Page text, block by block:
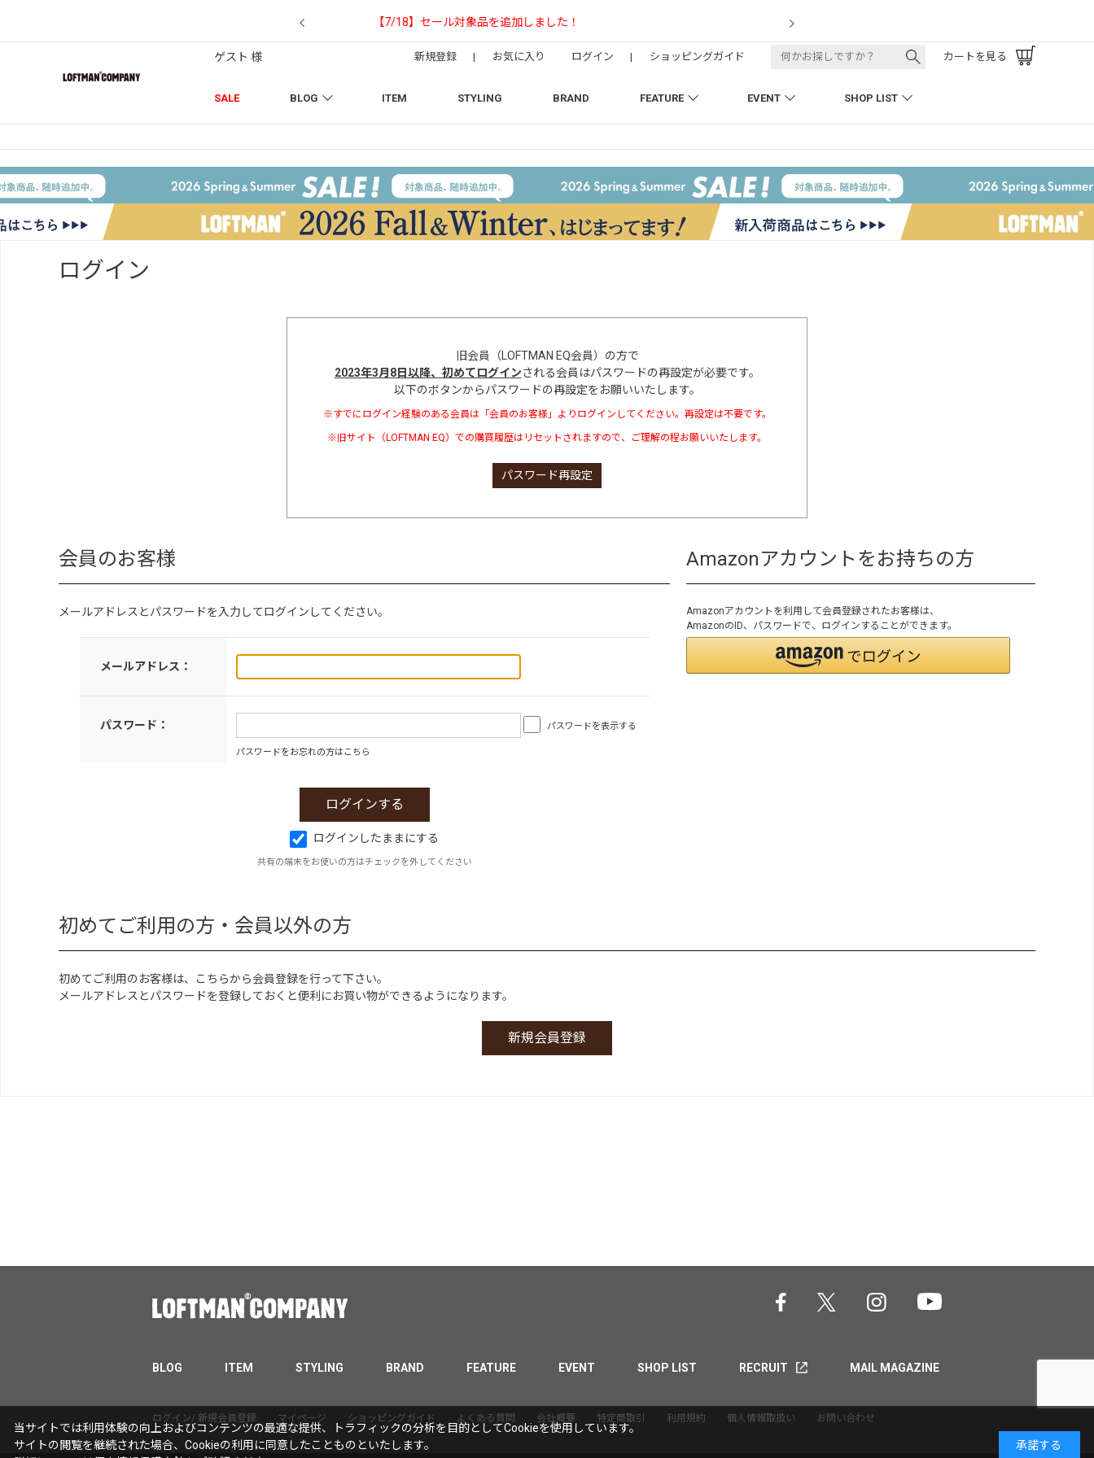
【NEEDLESの別注】50周年 H.D. Track Pant
SALE BLOG ITEM STYLING BRAND FEATURE EVENT SHOP LIST
ゲスト 様 新規登録 | お気に入り ログイン | ショッピングガイド カートを見る
ログイン
旧会員（LOFTMAN EQ会員）の方で
2023年3月8日以降、初めてログインされる会員はパスワードの再設定が必要です。
以下のボタンからパスワードの再設定をお願いいたします。
※すでにログイン経験のある会員は「会員のお客様」よりログインしてください。再設定は不要です。
※旧サイト（LOFTMAN EQ）での購買履歴はリセットされますので、ご理解の程お願いいたします。
パスワード再設定
会員のお客様
メールアドレスとパスワードを入力してログインしてください。
メールアドレス：
パスワード： パスワードを表示する
パスワードをお忘れの方はこちら
ログインしたままにする
共有の端末をお使いの方はチェックを外してください
Amazonアカウントをお持ちの方
Amazonアカウントを利用して会員登録されたお客様は、
AmazonのID、パスワードで、ログインすることができます。
初めてご利用の方・会員以外の方
初めてご利用のお客様は、こちらから会員登録を行って下さい。
メールアドレスとパスワードを登録しておくと便利にお買い物ができるようになります。
BLOG ITEM STYLING BRAND FEATURE EVENT SHOP LIST RECRUIT MAIL MAGAZINE
ログイン/ 新規会員登録 マイページ ショッピングガイド よくある質問 会社概要 特定商取引 利用規約 個人情報取扱い お問い合わせ
当サイトでは利用体験の向上およびコンテンツの最適な提供、トラフィックの分析を目的としてCookieを使用しています。
サイトの閲覧を継続された場合、Cookieの利用に同意したことものといたします。
承諾する